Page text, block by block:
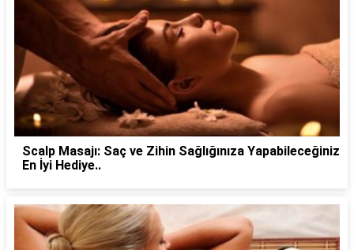
Scalp Masajı: Saç ve Zihin Sağlığınıza Yapabileceğiniz
En İyi Hediye..